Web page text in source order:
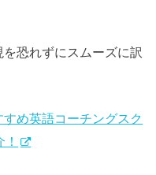
恐れずにスムーズに訳
すめ英語コーチングスク